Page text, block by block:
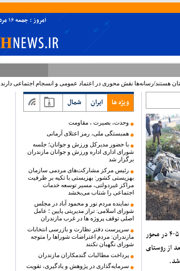
امروز : جمعه ۱۶ مرداد ۱۴۰۵ - ۱۶:۰۷
هستند/رسانه‌ها نقش محوری در اعتماد عمومی و انسجام اجتماعی دارند
به گزارش وارش نیوز؛ مدیرعامل هلال‌احمر مازندران از وقوع حادثه واژگونی یک دستگاه خودروی پژو ۴۰۵ در محور
در جاده آمل به بابل، بعد از روستای
آخرین اخبار
ویژه ها ایران شمال
وحدت، بصیرت ، مقاومت
همبستگی ملی، رمز اعتلای آرمانی
با حضور مدیرکل ورزش و جوانان؛ جلسه
شورای اداری اداره ورزش و جوانان مازندران
برگزار شد
رئیس مرکز مشارکت‌های مردمی سازمان
بهزیستی کشور: بهزیستی با تکیه بر ظرفیت
مراکز غیردولتی، مسیر توسعه خدمات
اجتماعی را شتاب می‌بخشد
نماینده مردم نور و محمود آباد در مجلس
شورای اسلامی: تراز مدیریتی پایین ؛ عامل
اصلی توقف پروژه ها در غرب مازندران
سرپرست دفتر نظارت و بازرسی انتخابات
مازندران: مردم اعتراضات شوراها را متوجه
شورای نگهبان نکنند
پرداخت مطالبات گندمکاران مازندران
سرمایه‌گذاری در پژوهش و یادگیری، تقویت